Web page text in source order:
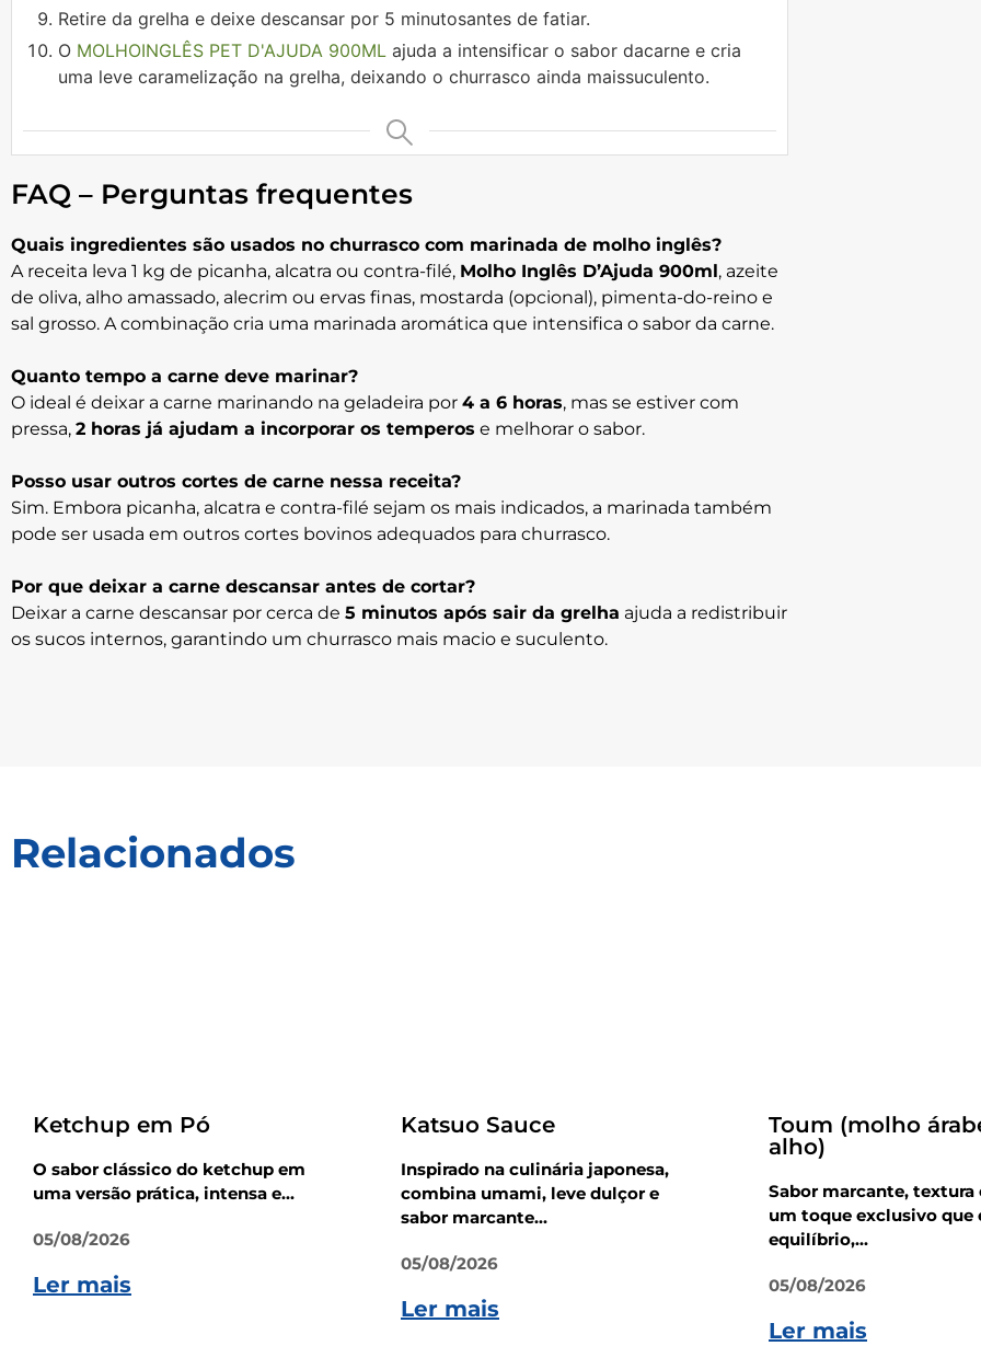
Retire da grelha e deixe descansar por 5 minutosantes de fatiar.
O MOLHOINGLÊS PET D'AJUDA 900ML ajuda a intensificar o sabor dacarne e cria
uma leve caramelização na grelha, deixando o churrasco ainda maissuculento.
FAQ – Perguntas frequentes
Quais ingredientes são usados no churrasco com marinada de molho inglês?
A receita leva 1 kg de picanha, alcatra ou contra-filé, Molho Inglês D’Ajuda 900ml, azeite
de oliva, alho amassado, alecrim ou ervas finas, mostarda (opcional), pimenta-do-reino e
sal grosso. A combinação cria uma marinada aromática que intensifica o sabor da carne.
Quanto tempo a carne deve marinar?
O ideal é deixar a carne marinando na geladeira por 4 a 6 horas, mas se estiver com
pressa, 2 horas já ajudam a incorporar os temperos e melhorar o sabor.
Posso usar outros cortes de carne nessa receita?
Sim. Embora picanha, alcatra e contra-filé sejam os mais indicados, a marinada também
pode ser usada em outros cortes bovinos adequados para churrasco.
Por que deixar a carne descansar antes de cortar?
Deixar a carne descansar por cerca de 5 minutos após sair da grelha ajuda a redistribuir
os sucos internos, garantindo um churrasco mais macio e suculento.
Relacionados
Ketchup em Pó
O sabor clássico do ketchup em
uma versão prática, intensa e...
05/08/2026
Ler mais
Katsuo Sauce
Inspirado na culinária japonesa,
combina umami, leve dulçor e
sabor marcante...
05/08/2026
Ler mais
Toum (molho
alho)
Sabor marcante, textura
um toque exclusivo que
equilíbrio,...
05/08/2026
Ler mais